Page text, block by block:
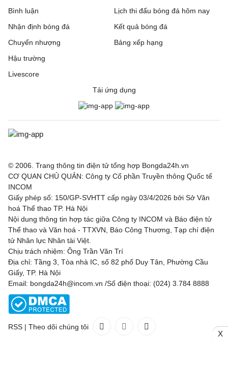
Beitar Jerusalem 1 - 2 Austria Wien
FC Twente 6 - 0
DAC 1904 Dunajska
Hapoel Tel Aviv
3 - 1
Borac Banja Luka 1 - 0 Maxline Vitebsk
Valur 0 - 2 FC Nordsjaella
Bohemian FC
Rijeka 1 - 0 Ilves
Hibernian
Partizan Beograd 3 - 0 Tobol Kostanay
Tre Fiori
Carabao Cup, Hôm nay - 07/08
Bình luận
Nhận định bóng đá
Chuyển nhượng
Hậu trường
Livescore
Lịch thi đấu bóng đá hôm nay
Kết quả bóng đá
Bảng xếp hạng
Tải ứng dụng
© 2006. Trang thông tin điện tử tổng hợp Bongda24h.vn
CƠ QUAN CHỦ QUẢN: Công ty Cổ phần Truyền thông Quốc tế
INCOM
Giấy phép số: 150/GP-SVHTT cấp ngày 03/4/2026 bởi Sở Văn
hoá Thể thao TP. Hà Nội
Nội dung thông tin hợp tác giữa Công ty INCOM và Báo điện tử
Thể thao và Văn hoá - TTXVN, Báo Công Thương, Tạp chí điện
tử Nhân lực Nhân tài Việt.
Chịu trách nhiệm: Ông Trần Văn Trí
Địa chỉ: Tầng 3, Tòa nhà IC, số 82 phố Duy Tân, Phường Cầu
Giấy, TP. Hà Nội
Email: bongda24h@incom.vn /Số điện thoại: (024) 3.784 8888
RSS | Theo dõi chúng tôi
X